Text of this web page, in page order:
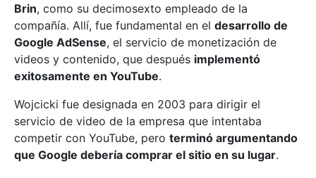
Brin, como su decimosexto empleado de la
compañía. Allí, fue fundamental en el desarrollo de
Google AdSense, el servicio de monetización de
videos y contenido, que después implementó
exitosamente en YouTube.
Wojcicki fue designada en 2003 para dirigir el
servicio de video de la empresa que intentaba
competir con YouTube, pero terminó argumentando
que Google debería comprar el sitio en su lugar.